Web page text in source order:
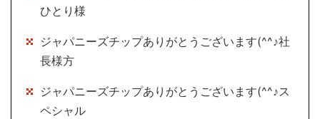
ひとり様
ジャパニーズチップありがとうございます(^^♪社
長様方
ジャパニーズチップありがとうございます(^^♪ス
ペシャル